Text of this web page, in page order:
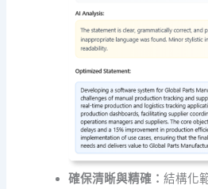
確保清晰與精確：結構化